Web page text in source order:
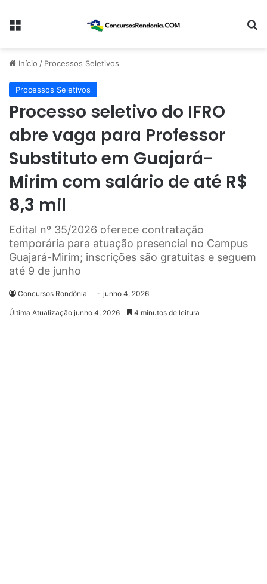
Menu
Início / Processos Seletivos
Processos Seletivos
Processo seletivo do IFRO
abre vaga para Professor
Substituto em Guajará-
Mirim com salário de até R$
8,3 mil
Edital nº 35/2026 oferece contratação
temporária para atuação presencial no Campus
Guajará-Mirim; inscrições são gratuitas e seguem
até 9 de junho
Concursos Rondônia junho 4, 2026
Última Atualização junho 4, 2026 4 minutos de leitura